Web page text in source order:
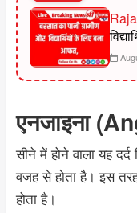
एनजाइना
सीने में होने वाला यह
वजह से होता है। इस
होता है।